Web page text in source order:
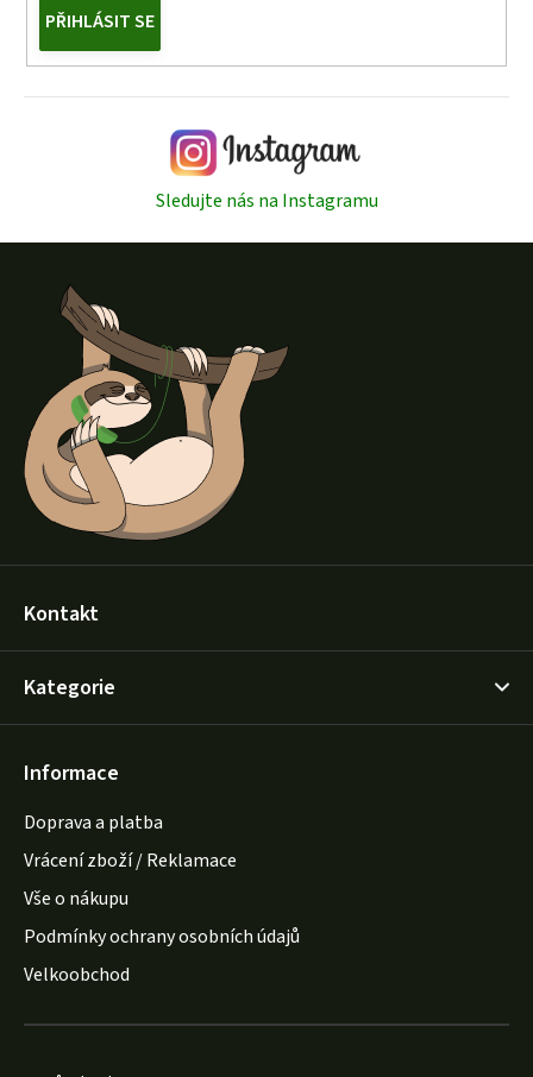
PŘIHLÁSIT SE
Sledujte nás na Instagramu
Kontakt
Kategorie
Informace
Doprava a platba
Vrácení zboží / Reklamace
Vše o nákupu
Podmínky ochrany osobních údajů
Velkoobchod